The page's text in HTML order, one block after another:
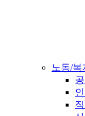
노동/복